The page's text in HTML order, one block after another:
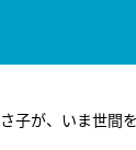
子が、いま世間